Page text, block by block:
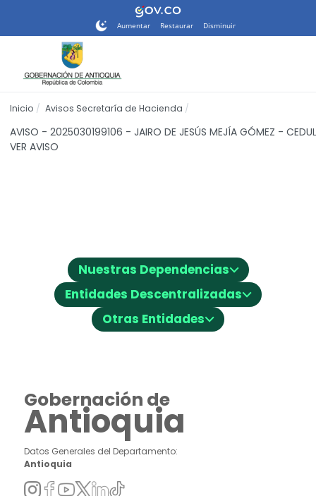
sitio
de
accesibilidad.
Aumentar Restaurar Disminuir
Inicio Avisos Secretaría de Hacienda
AVISO - 2025030199106 - JAIRO DE JESÚS MEJÍA GÓMEZ -
VER AVISO
Nuestras Dependencias⌵
Entidades Descentralizadas⌵
Otras Entidades⌵
Gobernación de
Antioquia
Datos Generales del Departamento:
Antioquia